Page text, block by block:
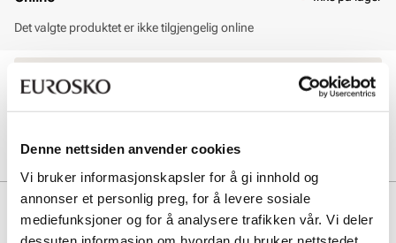
Denne nettsiden anvender cookies
Vi bruker informasjonskapsler for å gi innhold og
annonser et personlig preg, for å levere sosiale
mediefunksjoner og for å analysere trafikken vår. Vi deler
Det valgte produktet er ikke tilgjengelig online
Hjemlevering 3-7 dager
Beskrivelse